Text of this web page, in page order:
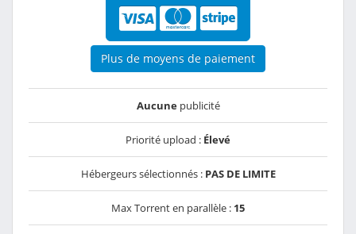
Plus de moyens de paiement
Aucunepublicité
Priorité upload : Élevé
Hébergeurs sélectionnés : PAS DE LIMITE
Max Torrent en parallèle : 15